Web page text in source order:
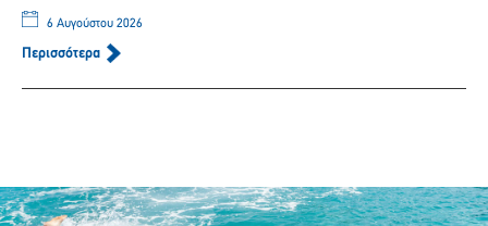
6 Αυγούστου 2026
Περισσότερα